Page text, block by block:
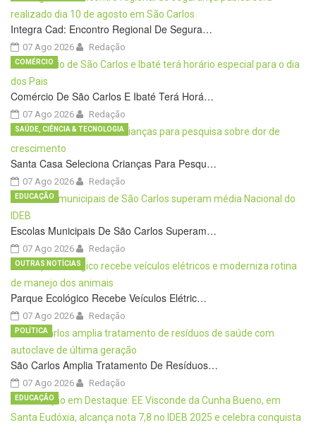
Integra Cad: Encontro Regional De Segura…
07 Ago 2026 Redação
Comércio De São Carlos E Ibaté Terá Horá…
07 Ago 2026
COMÉRCIO
Redação
Santa Casa Seleciona Crianças Para Pesqu…
07 Ago 2026
SAÚDE, CIÊNCIA & TECNOLOGIA
Redação
Escolas Municipais De São Carlos Superam…
07 Ago 2026
EDUCAÇÃO
Redação
Parque Ecológico Recebe Veículos Elétric…
07 Ago 2026
OUTRAS NOTÍCIAS
Redação
São Carlos Amplia Tratamento De Resíduos…
07 Ago 2026
POLÍTICA
Redação
EDUCAÇÃO